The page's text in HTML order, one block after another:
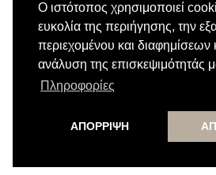
Ο ιστότοπος χρησιμοποιεί
ευκολία της περιήγησης, την
περιεχομένου και διαφημίσεων
ανάλυση της επισκεψιμότητάς
Πληροφορίες
ΑΠΟΡΡΙΨΗ
Κάνε εγγραφή στο
λαμβάνεις